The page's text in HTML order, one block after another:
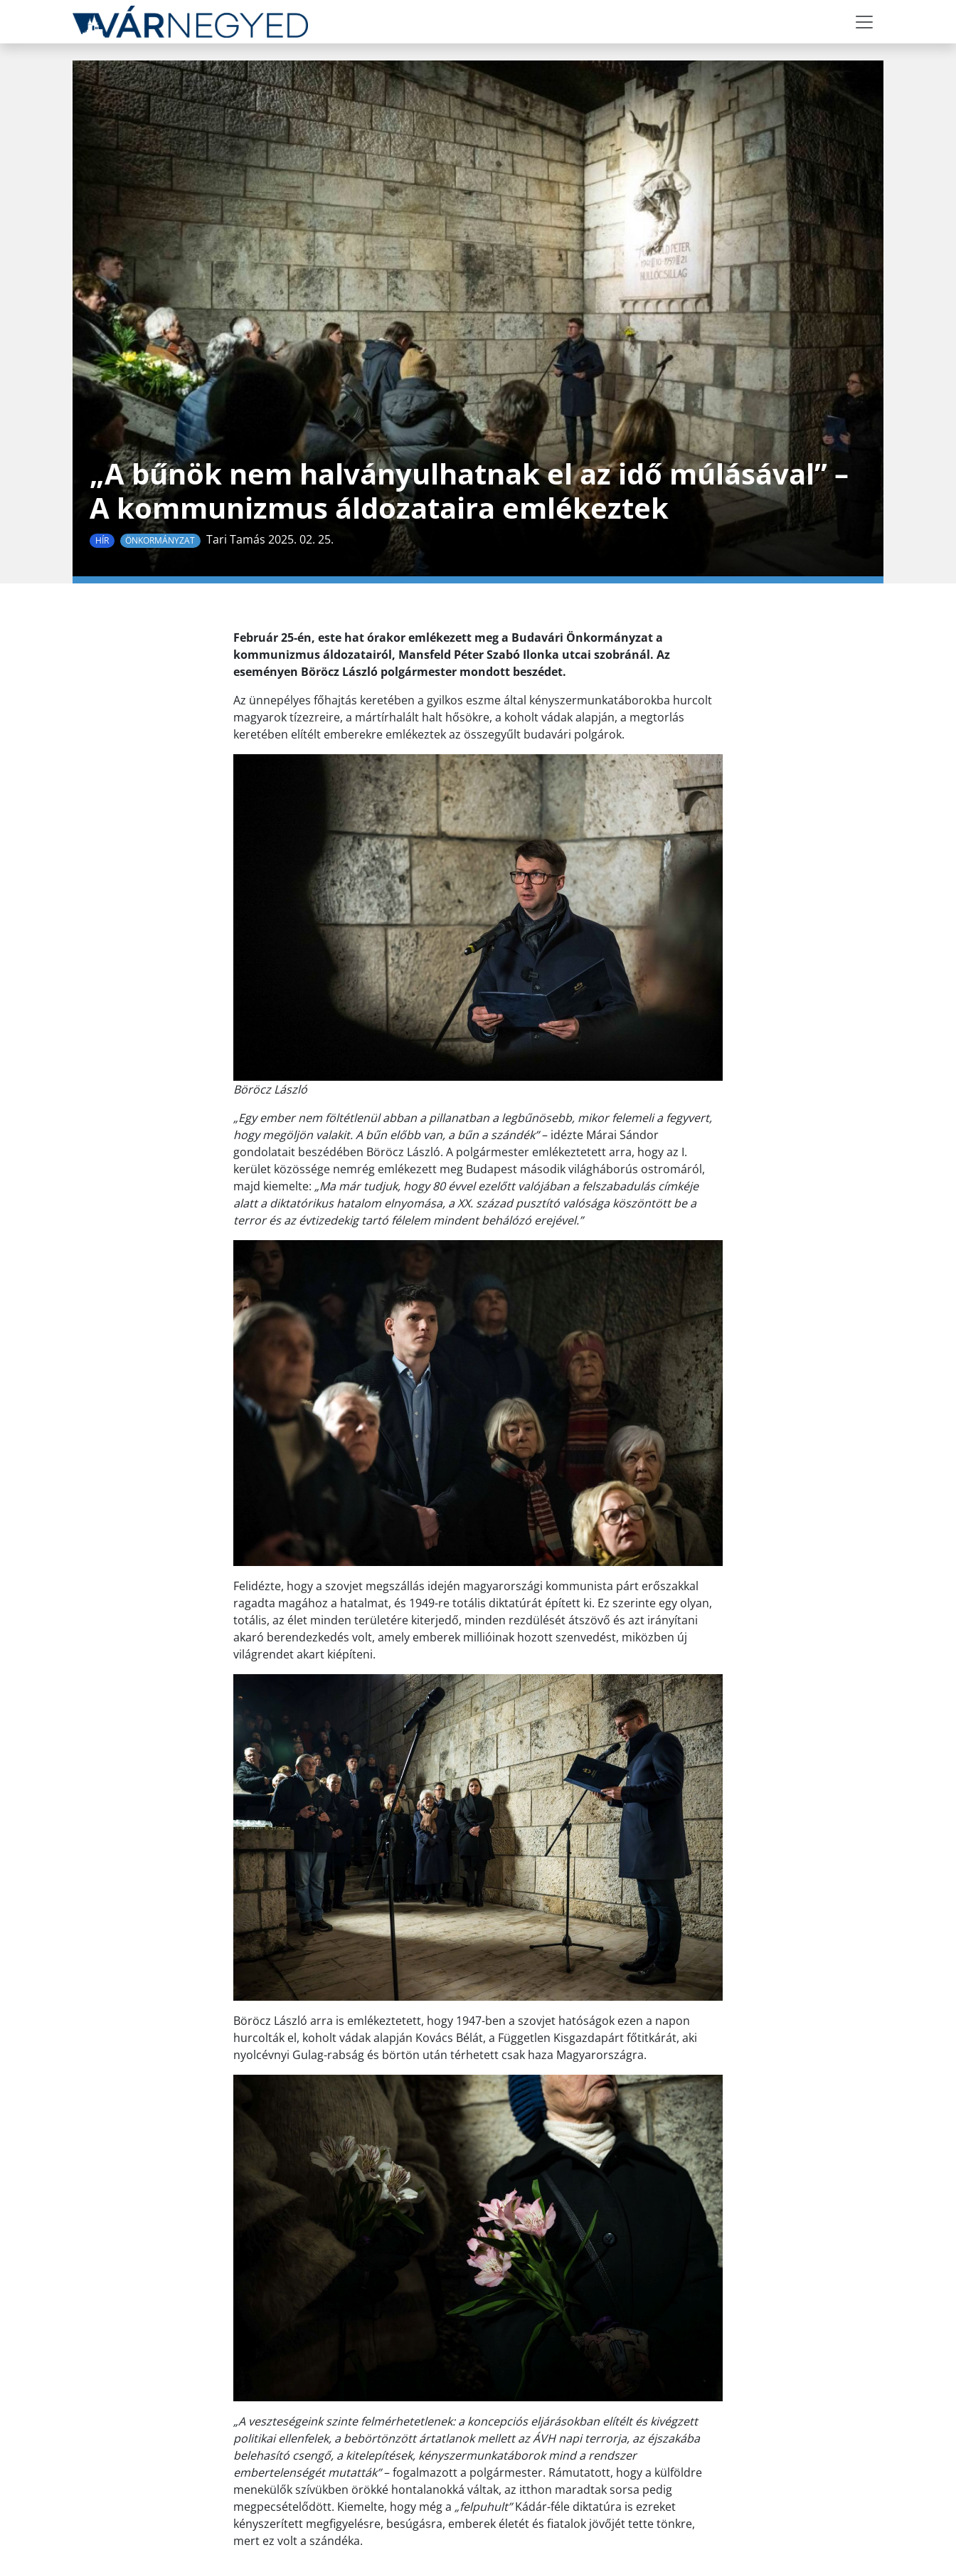
„A bűnök nem halványulhatnak el az idő múlásával” –
A kommunizmus áldozataira emlékeztek
HÍR ÖNKORMÁNYZAT Tari Tamás 2025. 02. 25.
Február 25-én, este hat órakor emlékezett meg a Budavári Önkormányzat a
kommunizmus áldozatairól, Mansfeld Péter Szabó Ilonka utcai szobránál. Az
eseményen Böröcz László polgármester mondott beszédet.
Az ünnepélyes főhajtás keretében a gyilkos eszme által kényszermunkatáborokba hurcolt
magyarok tízezreire, a mártírhalált halt hősökre, a koholt vádak alapján, a megtorlás
keretében elítélt emberekre emlékeztek az összegyűlt budavári polgárok.
Böröcz László
„Egy ember nem föltétlenül abban a pillanatban a legbűnösebb, mikor felemeli a fegyvert,
hogy megöljön valakit. A bűn előbb van, a bűn a szándék”– idézte Márai Sándor
gondolatait beszédében Böröcz László. A polgármester emlékeztetett arra, hogy az I.
kerület közössége nemrég emlékezett meg Budapest második világháborús ostromáról,
majd kiemelte: „Ma már tudjuk, hogy 80 évvel ezelőtt valójában a felszabadulás címkéje
alatt a diktatórikus hatalom elnyomása, a XX. század pusztító valósága köszöntött be a
terror és az évtizedekig tartó félelem mindent behálózó erejével.”
Felidézte, hogy a szovjet megszállás idején magyarországi kommunista párt erőszakkal
ragadta magához a hatalmat, és 1949-re totális diktatúrát épített ki. Ez szerinte egy olyan,
totális, az élet minden területére kiterjedő, minden rezdülését átszövő és azt irányítani
akaró berendezkedés volt, amely emberek millióinak hozott szenvedést, miközben új
világrendet akart kiépíteni.
Böröcz László arra is emlékeztetett, hogy 1947-ben a szovjet hatóságok ezen a napon
hurcolták el, koholt vádak alapján Kovács Bélát, a Független Kisgazdapárt főtitkárát, aki
nyolcévnyi Gulag-rabság és börtön után térhetett csak haza Magyarországra.
„A veszteségeink szinte felmérhetetlenek: a koncepciós eljárásokban elítélt és kivégzett
politikai ellenfelek, a bebörtönzött ártatlanok mellett az ÁVH napi terrorja, az éjszakába
belehasító csengő, a kitelepítések, kényszermunkatáborok mind a rendszer
embertelenségét mutatták”– fogalmazott a polgármester. Rámutatott, hogy a külföldre
menekülők szívükben örökké hontalanokká váltak, az itthon maradtak sorsa pedig
megpecsételődött. Kiemelte, hogy még a „felpuhult”Kádár-féle diktatúra is ezreket
kényszerített megfigyelésre, besúgásra, emberek életét és fiatalok jövőjét tette tönkre,
mert ez volt a szándéka.